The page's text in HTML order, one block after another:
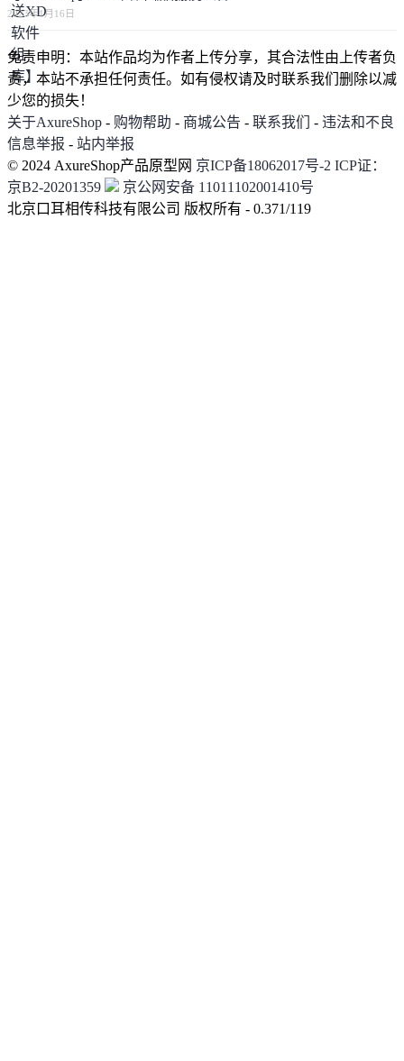
2023年1月16日
免责申明：本站作品均为作者上传分享，其合法性由上传者负
责，本站不承担任何责任。如有侵权请及时联系我们删除以减
少您的损失！
关于AxureShop - 购物帮助 - 商城公告 - 联系我们 - 违法和不良
信息举报 - 站内举报
© 2024 AxureShop产品原型网 京ICP备18062017号-2 ICP证：
京B2-20201359
京公网安备 11011102001410号
北京口耳相传科技有限公司 版权所有 - 0.371/119